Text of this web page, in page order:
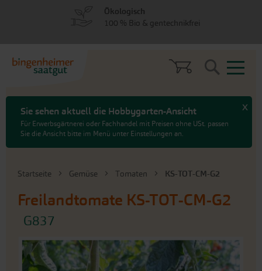
Sie sehen aktuell die Hobbygarten-Ansicht
Für Erwerbsgärtnerei oder Fachhandel mit Preisen ohne USt. passen
Sie die Ansicht bitte im Menü unter Einstellungen an.
x
Search
Startseite Gemüse Tomaten KS-TOT-CM-G2
Freilandtomate KS-TOT-CM-G2
G837
An
das
Ende
Ökologisch
100 % Bio & gentechnikfrei